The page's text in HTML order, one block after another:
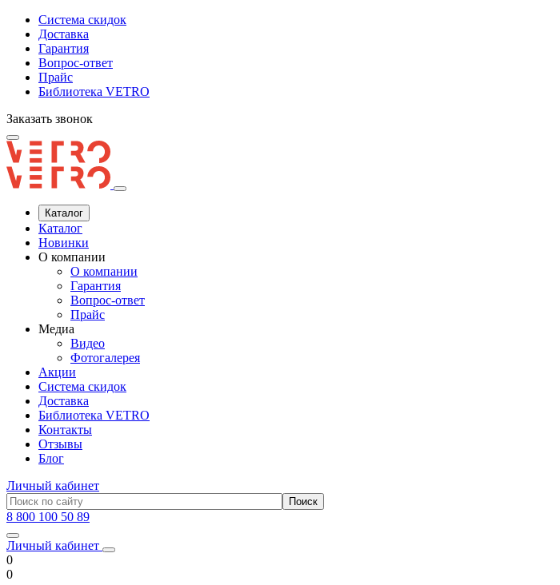
Система скидок
Доставка
Гарантия
Вопрос-ответ
Прайс
Библиотека VETRO
Заказать звонок
Каталог
Каталог
Новинки
О компании
О компании
Гарантия
Вопрос-ответ
Прайс
Медиа
Видео
Фотогалерея
Акции
Система скидок
Доставка
Библиотека VETRO
Контакты
Отзывы
Блог
Личный кабинет
8 800 100 50 89
Личный кабинет
0
0